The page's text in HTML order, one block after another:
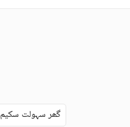
گھر سہولت سکیم